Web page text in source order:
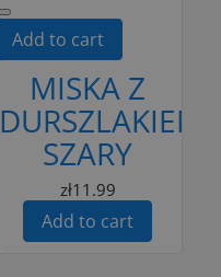
Add to cart
MISKA Z
DURSZLAKIEM
SZARY
zł11.99
Add to cart